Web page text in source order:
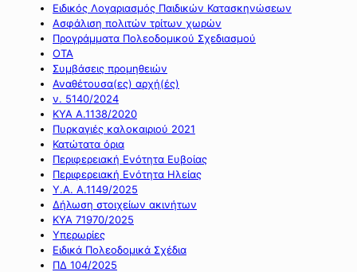
Ειδικός Λογαριασμός Παιδικών Κατασκηνώσεων
Ασφάλιση πολιτών τρίτων χωρών
Προγράμματα Πολεοδομικού Σχεδιασμού
ΟΤΑ
Συμβάσεις προμηθειών
Αναθέτουσα(ες) αρχή(ές)
ν. 5140/2024
ΚΥΑ Α.1138/2020
Πυρκαγιές καλοκαιριού 2021
Κατώτατα όρια
Περιφερειακή Ενότητα Ευβοίας
Περιφερειακή Ενότητα Ηλείας
Υ.Α. Α.1149/2025
Δήλωση στοιχείων ακινήτων
ΚΥΑ 71970/2025
Υπερωρίες
Ειδικά Πολεοδομικά Σχέδια
ΠΔ 104/2025